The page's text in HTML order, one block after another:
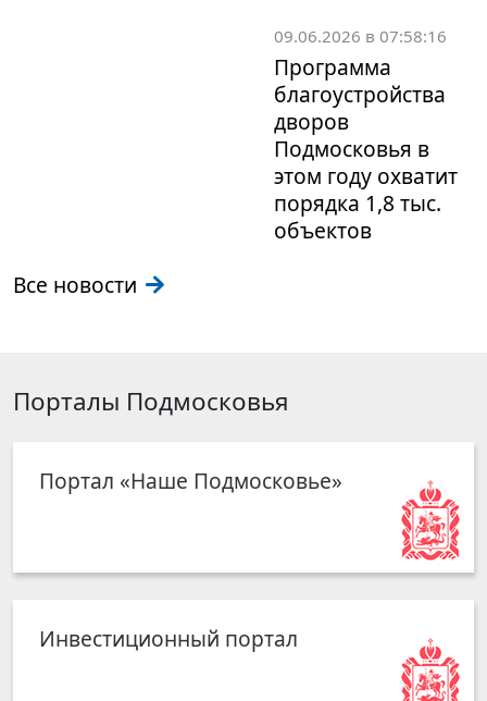
09.06.2026 в 07:58:16
Программа
благоустройства
дворов
Подмосковья в
этом году охватит
порядка 1,8 тыс.
объектов
Все новости
Порталы Подмосковья
Портал «Наше Подмосковье»
Инвестиционный портал